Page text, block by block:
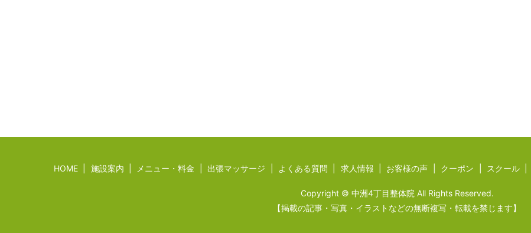
HOME 施設案内 メニュー・料金 出張マッサージ よくある質問 求人情報 お客様の声 クーポン スクール
Copyright © 中洲4丁目整体院 All Rights Reserved.
【掲載の記事・写真・イラストなどの無断複写・転載を禁じます】